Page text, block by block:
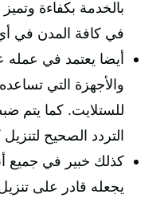
بالخدمة بكفاءة
في كافة المدن في
أيضا يعتمد في عمله
والأجهزة التي
للستلايت. كما يتم
التردد الصحيح
كذلك خبير في جميع
يجعله قادر على